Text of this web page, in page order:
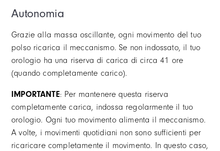
Autonomia
Grazie alla massa oscillante, ogni movimento del tuo
polso ricarica il meccanismo. Se non indossato, il tuo
orologio ha una riserva di carica di circa 41 ore
(quando completamente carico).
IMPORTANTE: Per mantenere questa riserva
completamente carica, indossa regolarmente il tuo
orologio. Ogni tuo movimento alimenta il meccanismo.
A volte, i movimenti quotidiani non sono sufficienti per
ricaricare completamente il movimento. In questo caso,